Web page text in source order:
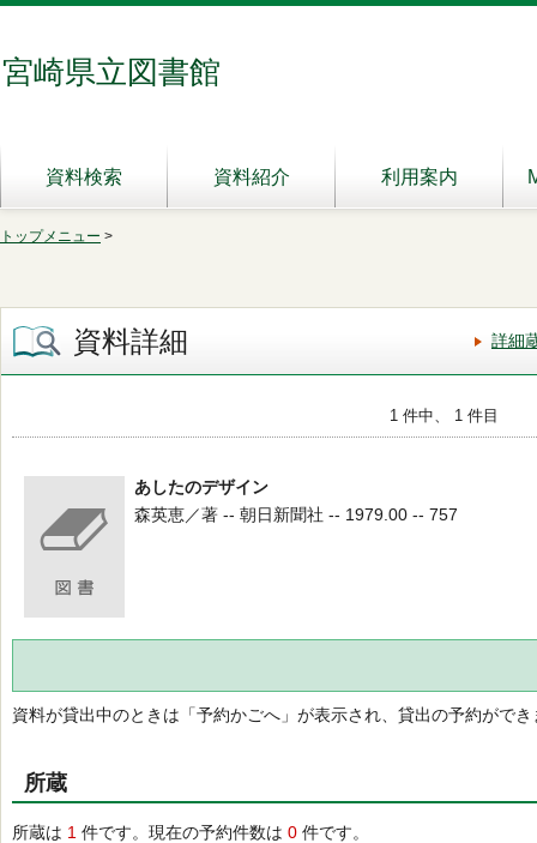
宮崎県立図書館
資料検索 資料紹介 利用案内
トップメニュー >
資料詳細 詳細
1 件中、 1 件目
あしたのデザイン
森英恵／著 -- 朝日新聞社 -- 1979.00 -- 757
資料が貸出中のときは「予約かごへ」が表示され、貸出の予約ができ
所蔵
所蔵は 1 件です。現在の予約件数は 0 件です。